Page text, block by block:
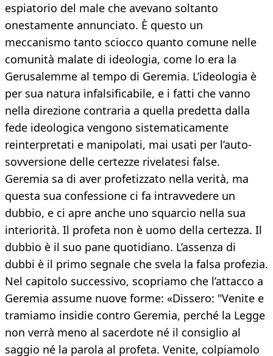
espiatorio del male che avevano soltanto
onestamente annunciato. È questo un
meccanismo tanto sciocco quanto comune nelle
comunità malate di ideologia, come lo era la
Gerusalemme al tempo di Geremia. L’ideologia è
per sua natura infalsificabile, e i fatti che vanno
nella direzione contraria a quella predetta dalla
fede ideologica vengono sistematicamente
reinterpretati e manipolati, mai usati per l’auto-
sovversione delle certezze rivelatesi false.
Geremia sa di aver profetizzato nella verità, ma
questa sua confessione ci fa intravvedere un
dubbio, e ci apre anche uno squarcio nella sua
interiorità. Il profeta non è uomo della certezza. Il
dubbio è il suo pane quotidiano. L’assenza di
dubbi è il primo segnale che svela la falsa profezia.
Nel capitolo successivo, scopriamo che l’attacco a
Geremia assume nuove forme: «Dissero: "Venite e
tramiamo insidie contro Geremia, perché la Legge
non verrà meno al sacerdote né il consiglio al
saggio né la parola al profeta. Venite, colpiamolo